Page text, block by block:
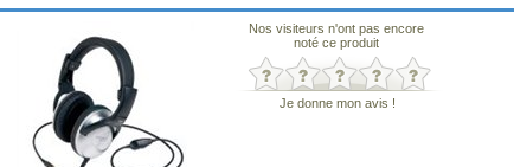
Nos visiteurs n'ont pas encore
noté ce produit
Je donne mon avis !